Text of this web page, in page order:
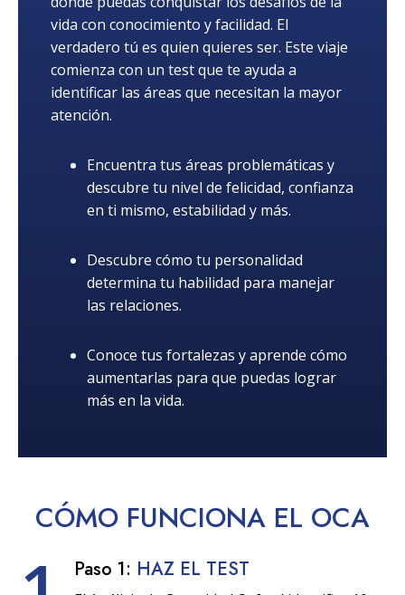
vida con conocimiento y facilidad. El
verdadero tú es quien quieres ser. Este viaje
comienza con un test que te ayuda a
identificar las áreas que necesitan la mayor
atención.
Encuentra tus áreas problemáticas y
descubre tu nivel de felicidad, confianza
en ti mismo, estabilidad y más.
Descubre cómo tu personalidad
determina tu habilidad para manejar
las relaciones.
Conoce tus fortalezas y aprende cómo
aumentarlas para que puedas lograr
más en la vida.
CÓMO FUNCIONA EL OCA
Paso 1: HAZ EL TEST